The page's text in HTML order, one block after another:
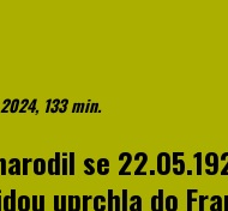
133 min.
se
uprchla do